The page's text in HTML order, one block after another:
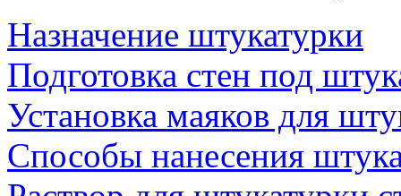
Назначение штукатурки
Подготовка стен под
Установка маяков для
Способы нанесения